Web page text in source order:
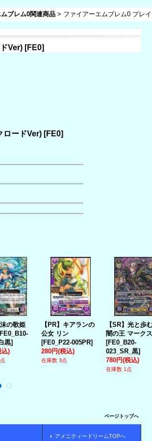
ブレム0関連商品 > ファイアーエムブレム0 プレ
Ver) [FE0]
ロードVer) [FE0]
沫の歌姫
FE0_B10-
黒]
込)
【PR】キアランの
公女 リン
[FE0_P22-005PR]
280円(税込)
在庫数 3点
【SR】光と歩
闇の王 マークス
[FE0_B20-
023_SR_黒]
780円(税込)
在庫数 1点
ページトップへ
アメニティードリームTOPへ